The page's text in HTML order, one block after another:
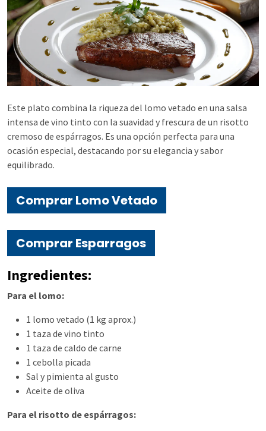
Este plato combina la riqueza del lomo vetado en una salsa
intensa de vino tinto con la suavidad y frescura de un risotto
cremoso de espárragos. Es una opción perfecta para una
ocasión especial, destacando por su elegancia y sabor
equilibrado.
Comprar Lomo Vetado
Comprar Esparragos
Ingredientes:
Para el lomo:
1 lomo vetado (1 kg aprox.)
1 taza de vino tinto
1 taza de caldo de carne
1 cebolla picada
Sal y pimienta al gusto
Aceite de oliva
Para el risotto de espárragos: